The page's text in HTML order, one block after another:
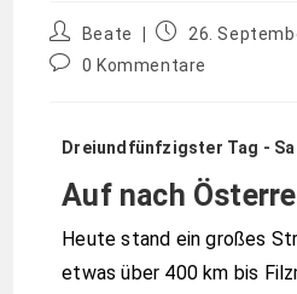
Beate
26.
0 Kommentare
Dreiundfünfzigster Tag -
Auf nach
Heute stand ein großes
etwas über 400 km bis